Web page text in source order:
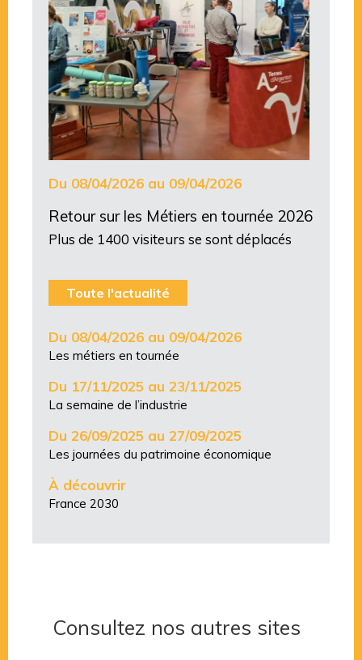
Du 08/04/2026 au 09/04/2026
Retour sur les Métiers en tournée 2026
Plus de 1400 visiteurs se sont déplacés
Toute l'actualité
Du 08/04/2026 au 09/04/2026
Les métiers en tournée
Du 17/11/2025 au 23/11/2025
La semaine de l’industrie
Du 26/09/2025 au 27/09/2025
Les journées du patrimoine économique
À découvrir
France 2030
Consultez nos autres sites